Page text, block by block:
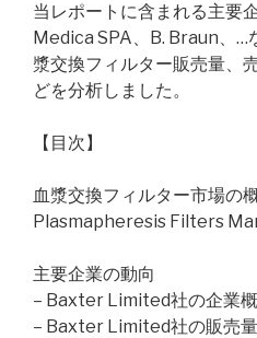
当レポートに含まれる主要
Medica SPA、B. Braun、…
漿交換フィルター販売量、
どを分析しました。
【目次】
血漿交換フィルター市場の
Plasmapheresis Filters
主要企業の動向
– Baxter Limited社の企業
– Baxter Limited社の販売